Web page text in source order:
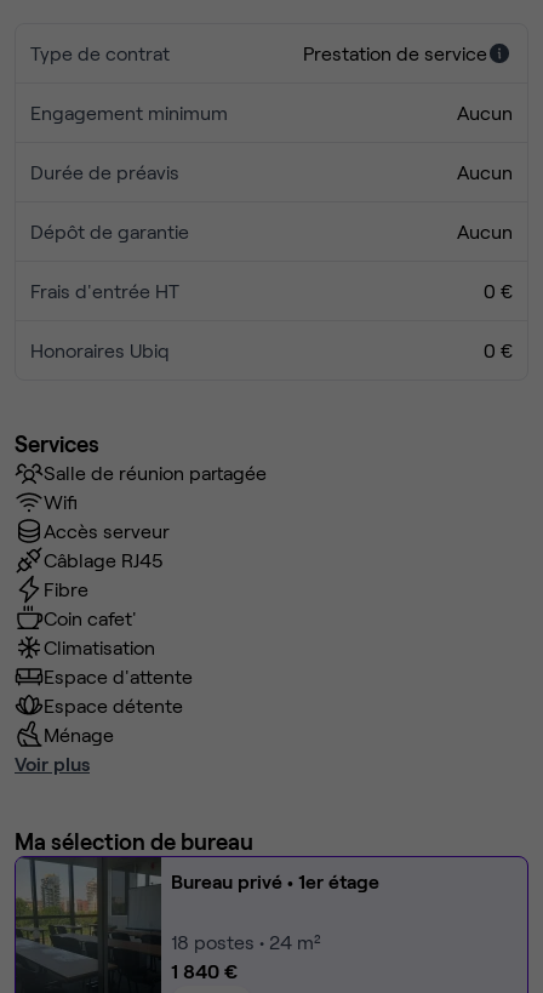
Type de contrat Prestation de service
Engagement minimum Aucun
Durée de préavis Aucun
Dépôt de garantie Aucun
Frais d'entrée HT 0 €
Honoraires Ubiq 0 €
Services
Salle de réunion partagée
Wifi
Accès serveur
Câblage RJ45
Fibre
Coin cafet'
Climatisation
Espace d'attente
Espace détente
Ménage
Voir plus
Ma sélection de bureau
Bureau privé • 1er étage
18 postes • 24 m²
1 840 €